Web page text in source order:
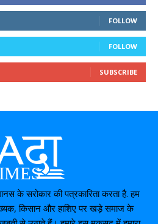
FOLLOW
FOLLOW
SUBSCRIBE
के सरोकार की पत्रकारिता करता है. हम
किसान और हाशिए पर खड़े समाज के